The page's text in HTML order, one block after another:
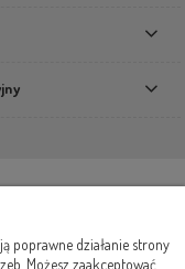
poprawne działanie strony
Możesz zaakceptować